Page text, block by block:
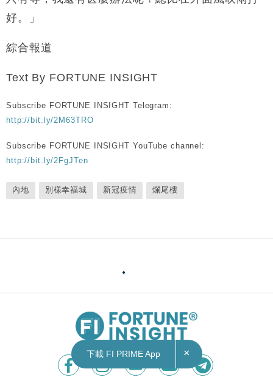
好。」
綜合報道
Text By FORTUNE INSIGHT
Subscribe FORTUNE INSIGHT Telegram:
http://bit.ly/2M63TRO
Subscribe FORTUNE INSIGHT YouTube channel:
http://bit.ly/2FgJTen
內地 別樣幸福城 新冠疫情 爛尾樓
下載 FI PRIME App ×